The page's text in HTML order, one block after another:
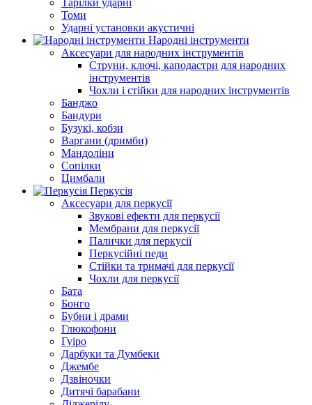
Тарілки ударні
Томи
Ударні установки акустичні
Народні інструменти
Аксесуари для народних інструментів
Струни, ключі, каподастри для народних
інструментів
Чохли і стійки для народних інструментів
Банджо
Бандури
Бузукі, кобзи
Варгани (дримби)
Мандоліни
Сопілки
Цимбали
Перкусія
Аксесуари для перкусії
Звукові ефекти для перкусії
Мембрани для перкусії
Палички для перкусії
Перкусійні педи
Стійки та тримачі для перкусії
Чохли для перкусії
Бата
Бонго
Бубни і драми
Глюкофони
Гуіро
Дарбуки та Думбеки
Джембе
Дзвіночки
Дитячі барабани